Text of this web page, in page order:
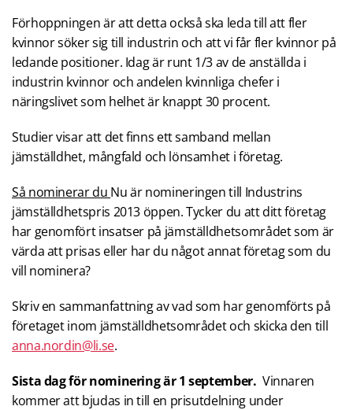
Förhoppningen är att detta också ska leda till att fler
kvinnor söker sig till industrin och att vi får fler kvinnor på
ledande positioner. Idag är runt 1/3 av de anställda i
industrin kvinnor och andelen kvinnliga chefer i
näringslivet som helhet är knappt 30 procent.
Studier visar att det finns ett samband mellan
jämställdhet, mångfald och lönsamhet i företag.
Så nominerar du Nu är nomineringen till Industrins
jämställdhetspris 2013 öppen. Tycker du att ditt företag
har genomfört insatser på jämställdhetsområdet som är
värda att prisas eller har du något annat företag som du
vill nominera?
Skriv en sammanfattning av vad som har genomförts på
företaget inom jämställdhetsområdet och skicka den till
anna.nordin@li.se.
Sista dag för nominering är 1 september. Vinnaren
kommer att bjudas in till en prisutdelning under